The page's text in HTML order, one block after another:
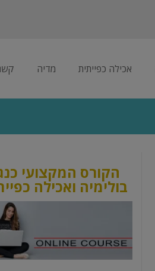
אכילה כפייתית מדיה
הקורס המקצועי
בולימיה ואכילה